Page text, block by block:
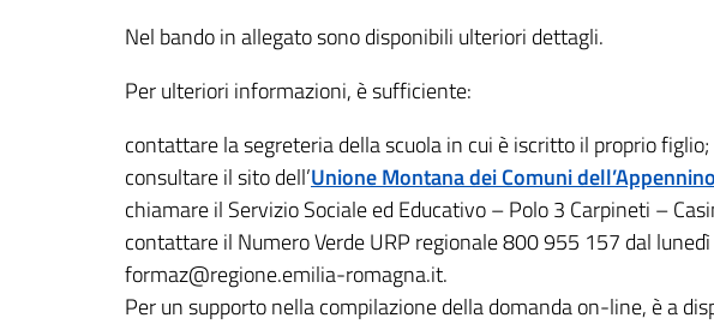
Nel bando in allegato sono disponibili ulteriori dettagli.
Per ulteriori informazioni, è sufficiente:
contattare la segreteria della scuola in cui è iscritto il proprio figlio;
consultare il sito dell’Unione Montana dei Comuni
chiamare il Servizio Sociale ed Educativo – Polo 3 Carpineti –
contattare il Numero Verde URP regionale 800 955 157 dal
formaz@regione.emilia-romagna.it.
Per un supporto nella compilazione della domanda on-line, è a